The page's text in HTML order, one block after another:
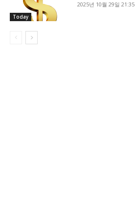
Today
2025년 10월 29일 21:35